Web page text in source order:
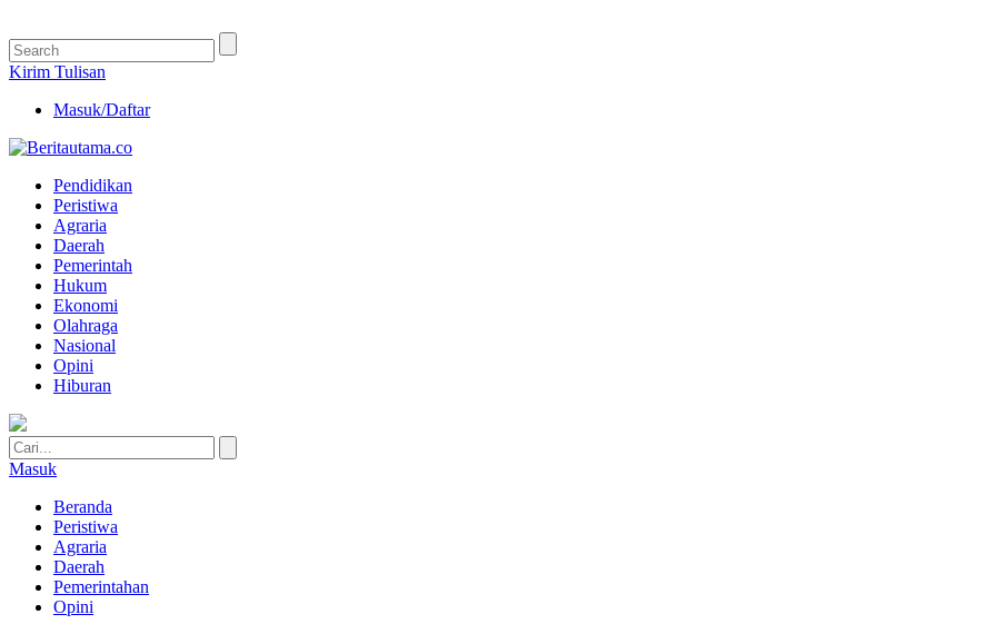
Kirim Tulisan
Masuk/Daftar
Pendidikan
Peristiwa
Agraria
Daerah
Pemerintah
Hukum
Ekonomi
Olahraga
Nasional
Opini
Hiburan
Masuk
Beranda
Peristiwa
Agraria
Daerah
Pemerintahan
Opini